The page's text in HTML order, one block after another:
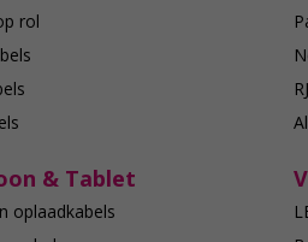
rol
& Tablet
oplaadkabels